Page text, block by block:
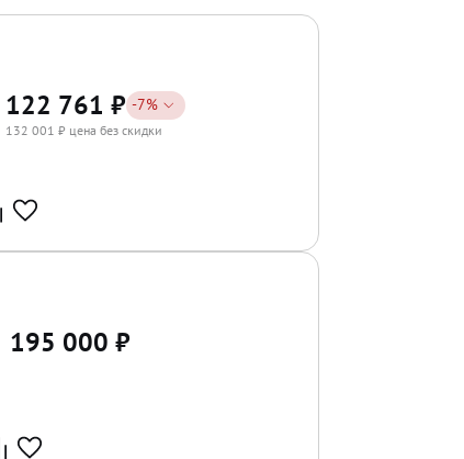
122 761 ₽ -7%
132 001 ₽ цена без скидки
195 000 ₽